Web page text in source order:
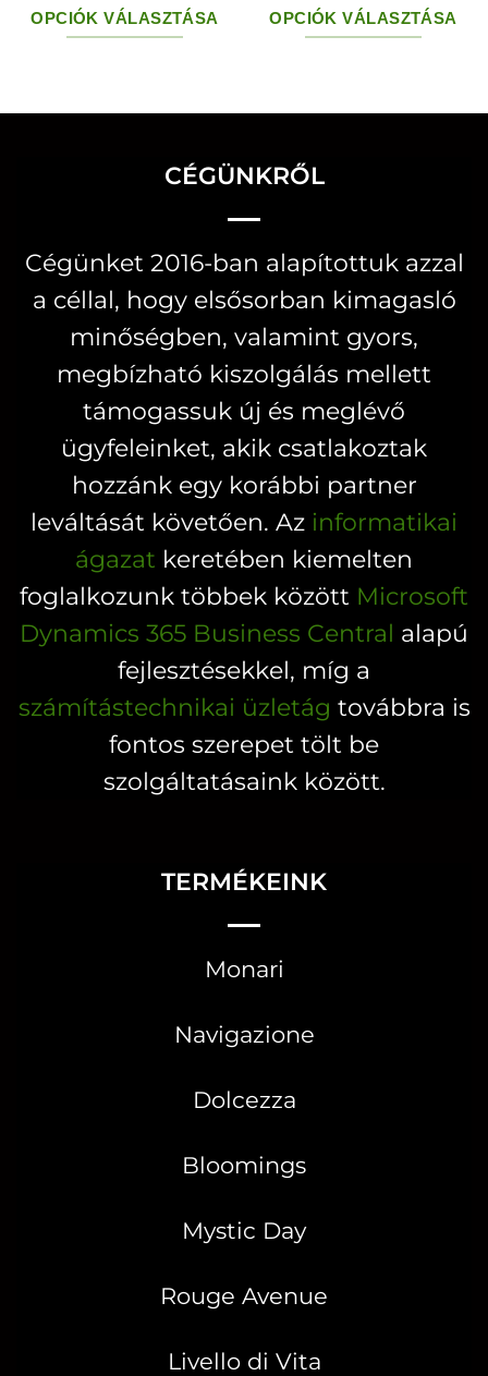
OPCIÓK VÁLASZTÁSA
terméknek
variációja
változatok
a
termékoldalon
választhatók
ki
OPCIÓK VÁLASZTÁSA
terméknek
változatok
a
választhatók
ki
CÉGÜNKRŐL
Cégünket 2016-ban alapítottuk azzal
a céllal, hogy elsősorban kimagasló
minőségben, valamint gyors,
megbízható kiszolgálás mellett
támogassuk új és meglévő
ügyfeleinket, akik csatlakoztak
hozzánk egy korábbi partner
leváltását követően. Az informatikai
ágazat keretében kiemelten
foglalkozunk többek között Microsoft
Dynamics 365 Business Central alapú
fejlesztésekkel, míg a
számítástechnikai üzletág továbbra is
fontos szerepet tölt be
szolgáltatásaink között.
TERMÉKEINK
Monari
Navigazione
Dolcezza
Bloomings
Mystic Day
Rouge Avenue
Livello di Vita